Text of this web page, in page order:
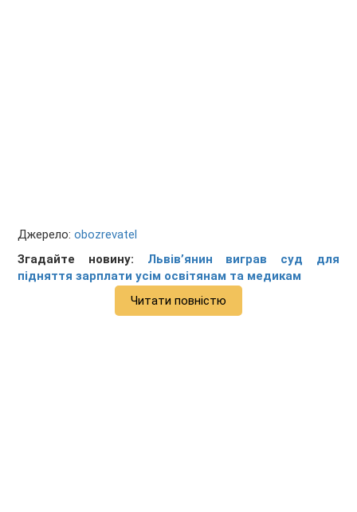
Джерело:obozrevatel
Згадайте новину: Львів’янин виграв суд для
підняття зарплати усім освітянам та медикам
Читати повністю